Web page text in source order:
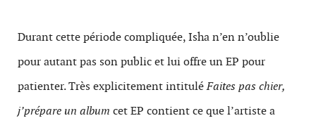
Durant cette période compliquée, Isha n’en n’oublie
pour autant pas son public et lui offre un EP pour
patienter. Très explicitement intituléFaites pas chier,
j’prépare un album cet EP contient ce que l’artiste a